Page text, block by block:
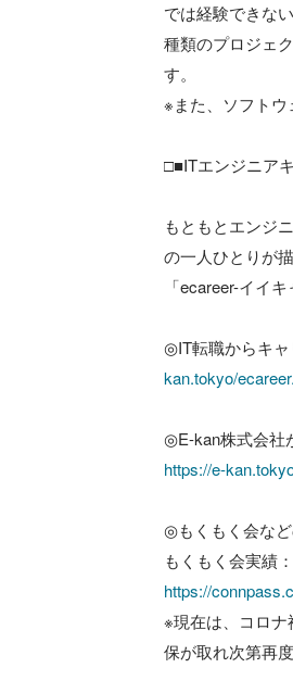
では経験できな
種類のプロジェ
す。
※また、ソフトウ
□■ITエンジニア
もともとエンジ
の一人ひとりが
「ecareer-イイ
◎IT転職からキャ
kan.tokyo/
https://e-
◎もくもく会など
https://
※現在は、コロ